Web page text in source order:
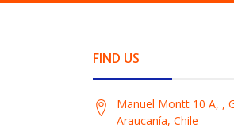
FIND US
Manuel Montt 10 A, ,
Araucanía, Chile